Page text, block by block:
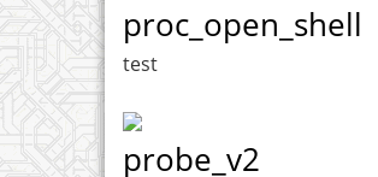
proc_open_shell
test
probe_v2